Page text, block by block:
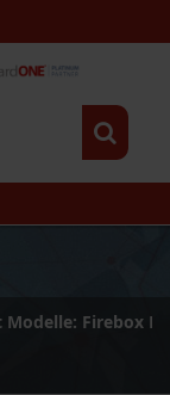
Firebox